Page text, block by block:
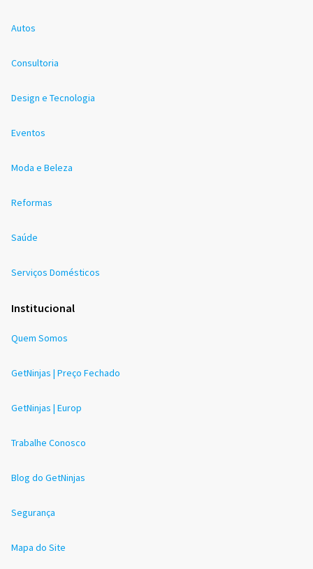
Autos
Consultoria
Design e Tecnologia
Eventos
Moda e Beleza
Reformas
Saúde
Serviços Domésticos
Institucional
Quem Somos
GetNinjas | Preço Fechado
GetNinjas | Europ
Trabalhe Conosco
Blog do GetNinjas
Segurança
Mapa do Site